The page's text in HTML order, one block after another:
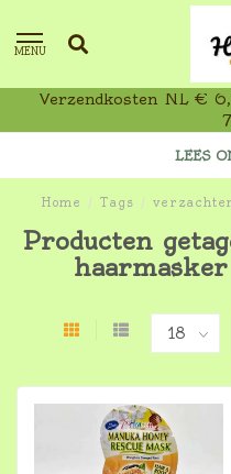
MENU
Verzendkosten NL €
LEES
Home / Tags /
Producten